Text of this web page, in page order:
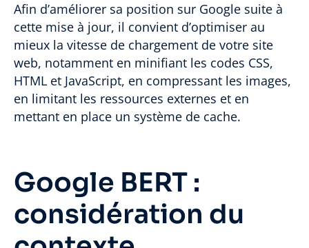
Afin d’améliorer sa position sur Google suite à
cette mise à jour, il convient d’optimiser au
mieux la vitesse de chargement de votre site
web, notamment en minifiant les codes CSS,
HTML et JavaScript, en compressant les images,
en limitant les ressources externes et en
mettant en place un système de cache.
Google BERT :
considération du